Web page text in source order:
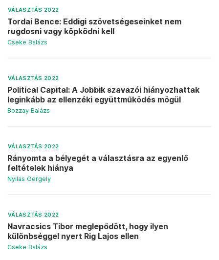
VÁLASZTÁS 2022
Tordai Bence: Eddigi szövetségeseinket nem
rugdosni vagy köpködni kell
Cseke Balázs
VÁLASZTÁS 2022
Political Capital: A Jobbik szavazói hiányozhattak
leginkább az ellenzéki együttműködés mögül
Bozzay Balázs
VÁLASZTÁS 2022
Rányomta a bélyegét a választásra az egyenlő
feltételek hiánya
Nyilas Gergely
VÁLASZTÁS 2022
Navracsics Tibor meglepődött, hogy ilyen
különbséggel nyert Rig Lajos ellen
Cseke Balázs